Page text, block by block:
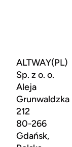
ALTWAY(PL)
Sp. z o. o.
Aleja
Grunwaldzka
212
80-266
Gdańsk,